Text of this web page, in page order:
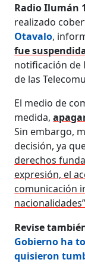
Radio Ilumán
realizado
Otavalo,
fue
notificación de
de las
El medio de
medida,
Sin embargo,
decisión, ya
derechos
expresión, el
comunicación
Revise
Gobierno ha
quisieron